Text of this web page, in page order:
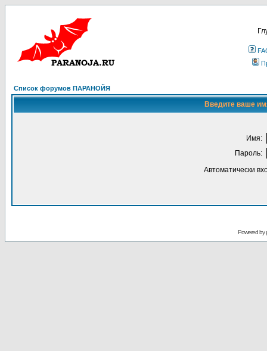
Список форумов ПАРАНОЙЯ
Введите ваше
Имя:
Пароль:
Автоматически
Powered by